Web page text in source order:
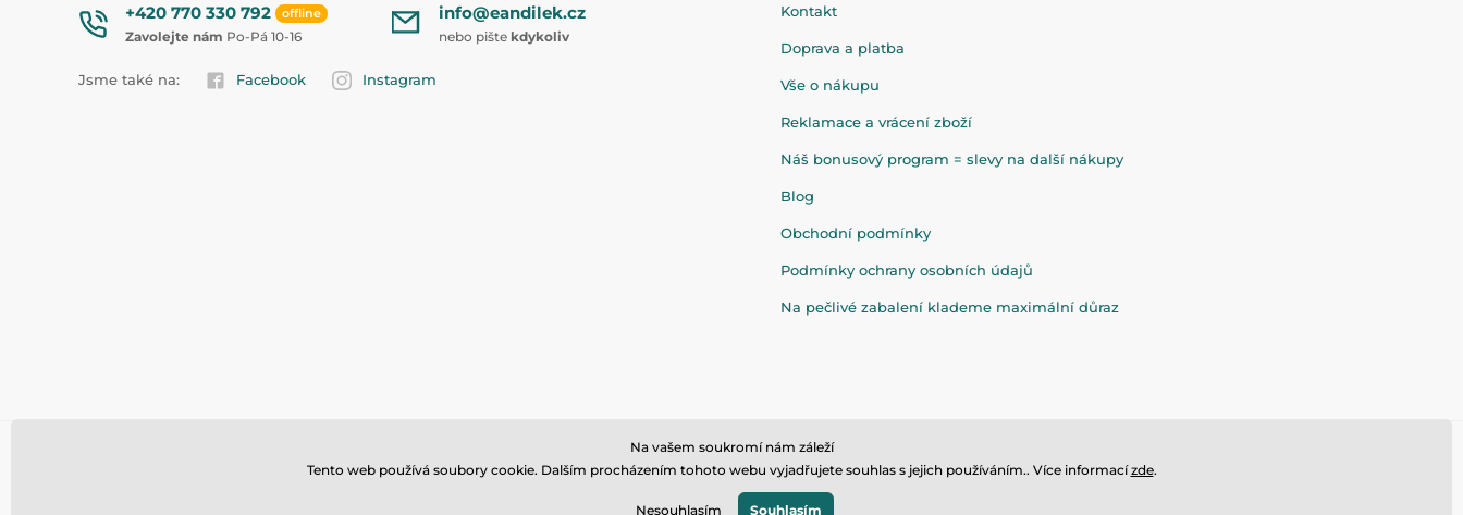
+420 770 330 792 offline
Zavolejte nám Po-Pá 10-16
info@eandilek.cz
nebo pište kdykoliv
Jsme také na: Facebook Instagram
Kontakt
Doprava a platba
Vše o nákupu
Reklamace a vrácení zboží
Náš bonusový program = slevy na další nákupy
Blog
Obchodní podmínky
Podmínky ochrany osobních údajů
Na pečlivé zabalení klademe maximální důraz
© 2026 www.eandilek.cz ⦁ E-shop vytvořilaSIMPLIA.cz
Na vašem soukromí nám záleží
Tento web používá soubory cookie. Dalším procházením tohoto webu vyjadřujete souhlas s jejich používáním.. Více informacízde.
Nesouhlasím Souhlasím